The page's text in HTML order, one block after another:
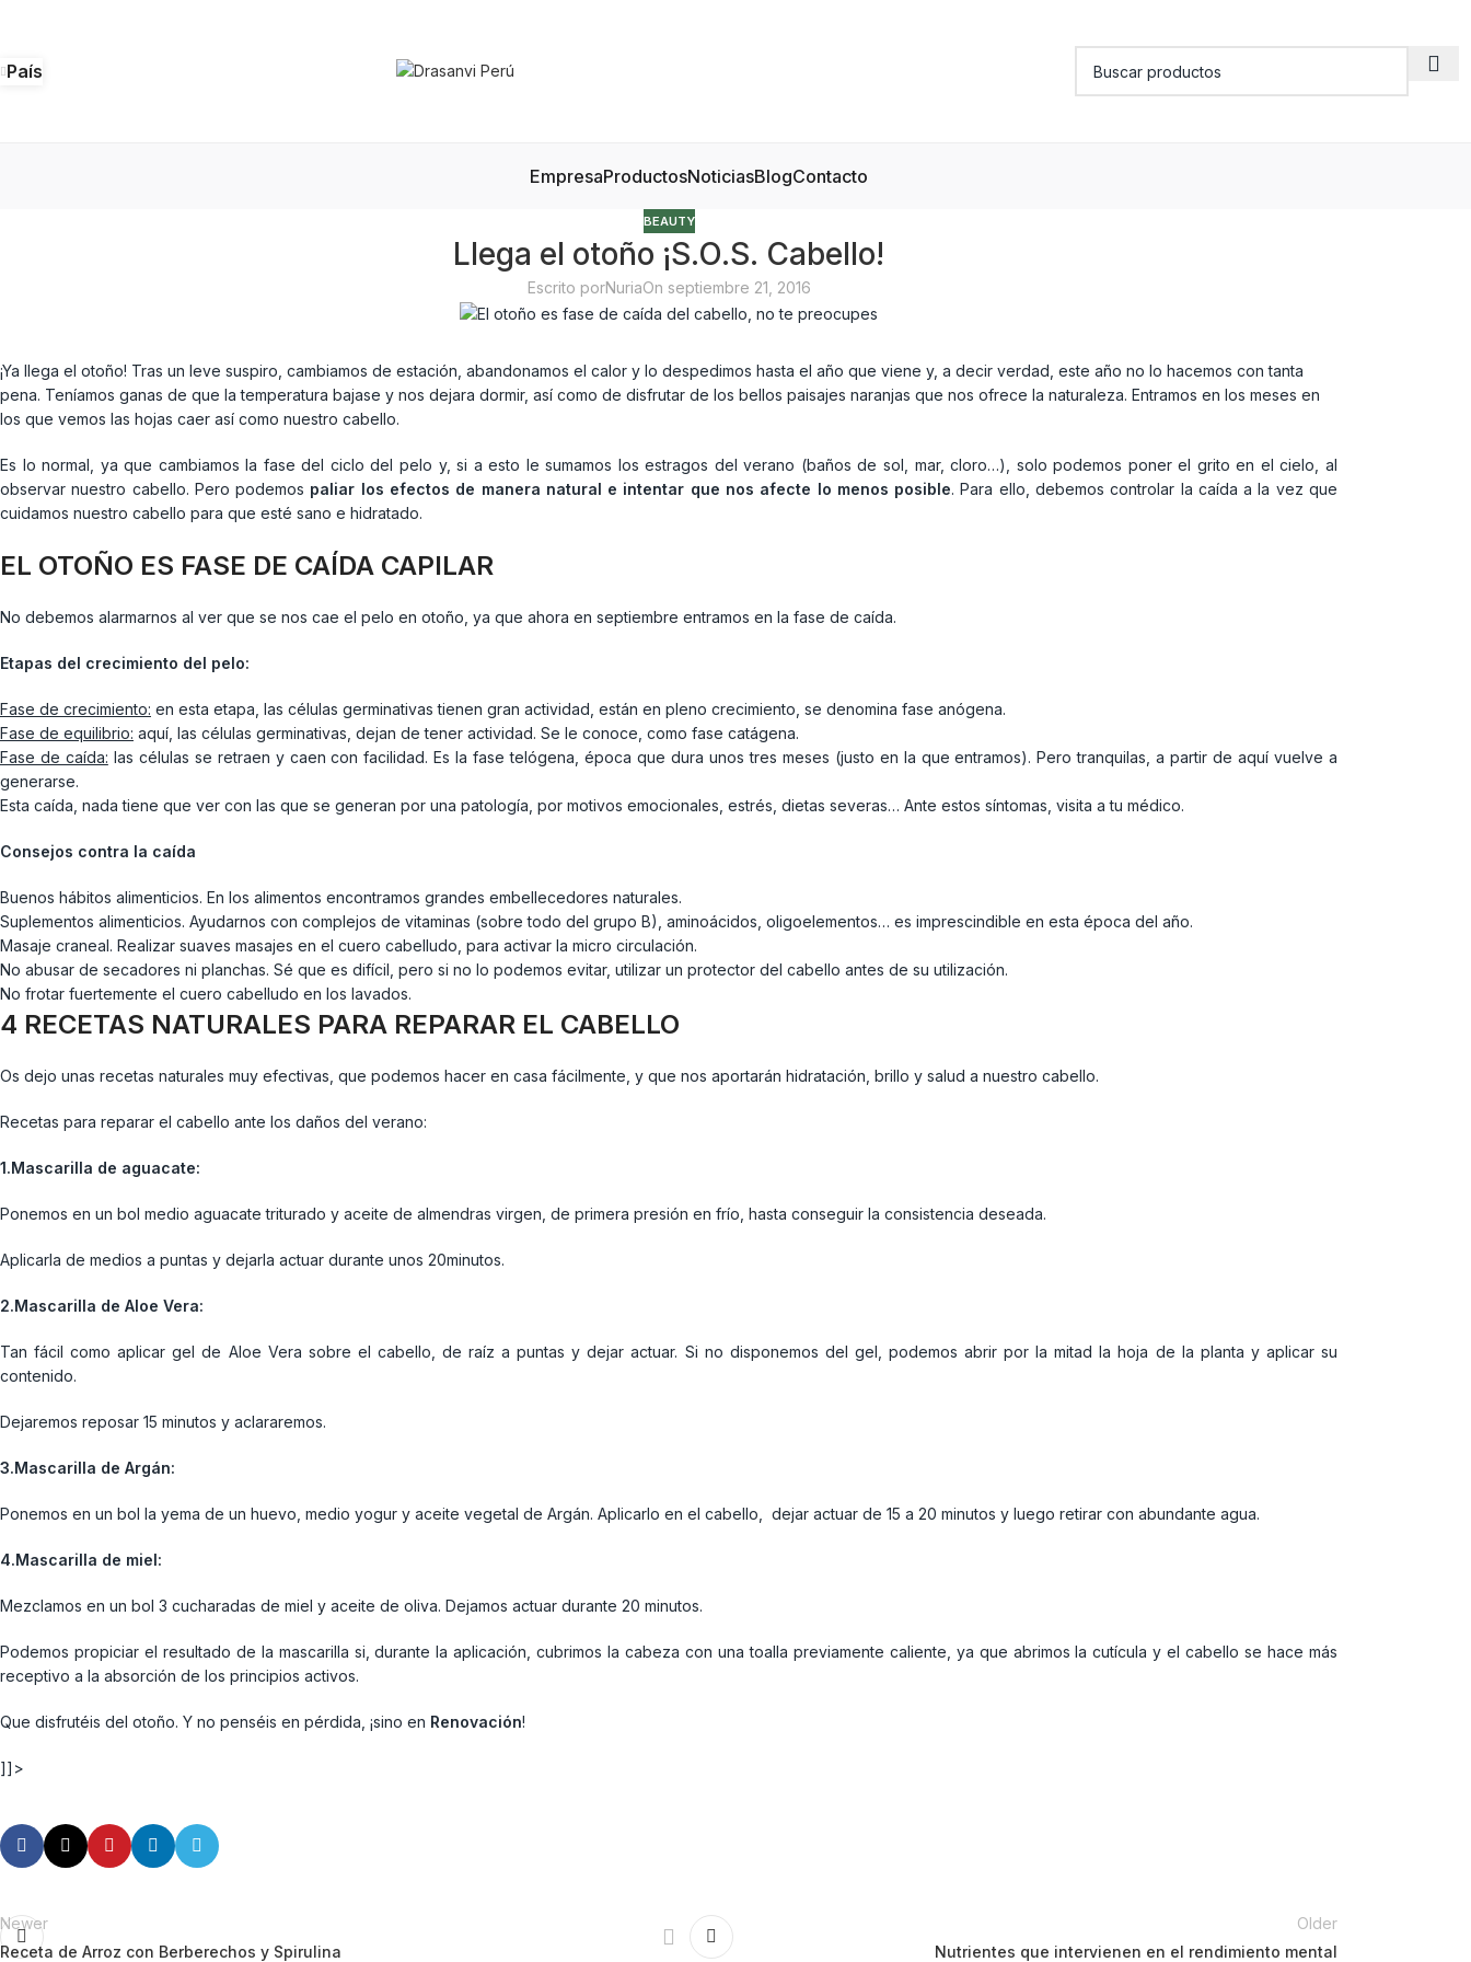
País
EmpresaProductosNoticiasBlogContacto
BEAUTY
Llega el otoño ¡S.O.S. Cabello!
Escrito porNuriaOn septiembre 21, 2016
¡Ya llega el otoño! Tras un leve suspiro, cambiamos de estación, abandonamos el calor y lo despedimos hasta el año que viene y, a decir verdad, este año no lo hacemos con tanta
pena. Teníamos ganas de que la temperatura bajase y nos dejara dormir, así como de disfrutar de los bellos paisajes naranjas que nos ofrece la naturaleza. Entramos en los meses en
los que vemos las hojas caer así como nuestro cabello.
Es lo normal, ya que cambiamos la fase del ciclo del pelo y, si a esto le sumamos los estragos del verano (baños de sol, mar, cloro…), solo podemos poner el grito en el cielo, al
observar nuestro cabello. Pero podemos paliar los efectos de manera natural e intentar que nos afecte lo menos posible. Para ello, debemos controlar la caída a la vez que
cuidamos nuestro cabello para que esté sano e hidratado.
EL OTOÑO ES FASE DE CAÍDA CAPILAR
No debemos alarmarnos al ver que se nos cae el pelo en otoño, ya que ahora en septiembre entramos en la fase de caída.
Etapas del crecimiento del pelo:
Fase de crecimiento: en esta etapa, las células germinativas tienen gran actividad, están en pleno crecimiento, se denomina fase anógena.
Fase de equilibrio: aquí, las células germinativas, dejan de tener actividad. Se le conoce, como fase catágena.
Fase de caída: las células se retraen y caen con facilidad. Es la fase telógena, época que dura unos tres meses (justo en la que entramos). Pero tranquilas, a partir de aquí vuelve a
generarse.
Esta caída, nada tiene que ver con las que se generan por una patología, por motivos emocionales, estrés, dietas severas… Ante estos síntomas, visita a tu médico.
Consejos contra la caída
Buenos hábitos alimenticios. En los alimentos encontramos grandes embellecedores naturales.
Suplementos alimenticios. Ayudarnos con complejos de vitaminas (sobre todo del grupo B), aminoácidos, oligoelementos… es imprescindible en esta época del año.
Masaje craneal. Realizar suaves masajes en el cuero cabelludo, para activar la micro circulación.
No abusar de secadores ni planchas. Sé que es difícil, pero si no lo podemos evitar, utilizar un protector del cabello antes de su utilización.
No frotar fuertemente el cuero cabelludo en los lavados.
4 RECETAS NATURALES PARA REPARAR EL CABELLO
Os dejo unas recetas naturales muy efectivas, que podemos hacer en casa fácilmente, y que nos aportarán hidratación, brillo y salud a nuestro cabello.
Recetas para reparar el cabello ante los daños del verano:
1.Mascarilla de aguacate:
Ponemos en un bol medio aguacate triturado y aceite de almendras virgen, de primera presión en frío, hasta conseguir la consistencia deseada.
Aplicarla de medios a puntas y dejarla actuar durante unos 20minutos.
2.Mascarilla de Aloe Vera:
Tan fácil como aplicar gel de Aloe Vera sobre el cabello, de raíz a puntas y dejar actuar. Si no disponemos del gel, podemos abrir por la mitad la hoja de la planta y aplicar su
contenido.
Dejaremos reposar 15 minutos y aclararemos.
3.Mascarilla de Argán:
Ponemos en un bol la yema de un huevo, medio yogur y aceite vegetal de Argán. Aplicarlo en el cabello, dejar actuar de 15 a 20 minutos y luego retirar con abundante agua.
4.Mascarilla de miel:
Mezclamos en un bol 3 cucharadas de miel y aceite de oliva. Dejamos actuar durante 20 minutos.
Podemos propiciar el resultado de la mascarilla si, durante la aplicación, cubrimos la cabeza con una toalla previamente caliente, ya que abrimos la cutícula y el cabello se hace más
receptivo a la absorción de los principios activos.
Que disfrutéis del otoño. Y no penséis en pérdida, ¡sino en Renovación!
]]>
Newer
Receta de Arroz con Berberechos y Spirulina
Older
Nutrientes que intervienen en el rendimiento mental